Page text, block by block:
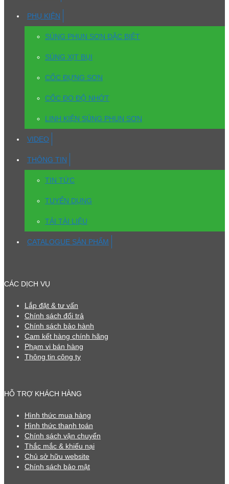
PHỤ KIỆN
SÚNG PHUN SƠN ĐẶC BIỆT
SÚNG XỊT BỤI
CỐC ĐỰNG SƠN
CỐC ĐO ĐỘ NHỚT
LINH KIỆN SÚNG PHUN SƠN
VIDEO
THÔNG TIN
TIN TỨC
TUYỂN DỤNG
TẢI TÀI LIỆU
CATALOGUE SẢN PHẨM
CÁC DỊCH VỤ
Lắp đặt & tư vấn
Chính sách đổi trả
Chính sách bảo hành
Cam kết hàng chính hãng
Phạm vi bán hàng
Thông tin công ty
HỖ TRỢ KHÁCH HÀNG
Hình thức mua hàng
Hình thức thanh toán
Chính sách vận chuyển
Thắc mắc & khiếu nại
Chủ sở hữu website
Chính sách bảo mật